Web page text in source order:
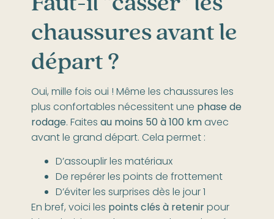
chaussures avant le
départ ?
Oui, mille fois oui !Même les chaussures les
plus confortables nécessitent une phase de
rodage. Faitesau moins 50 à 100 kmavec
avant le grand départ. Cela permet :
D’assouplir les matériaux
De repérer les points de frottement
D’éviter les surprises dès le jour 1
En bref, voici les points clés à retenirpour